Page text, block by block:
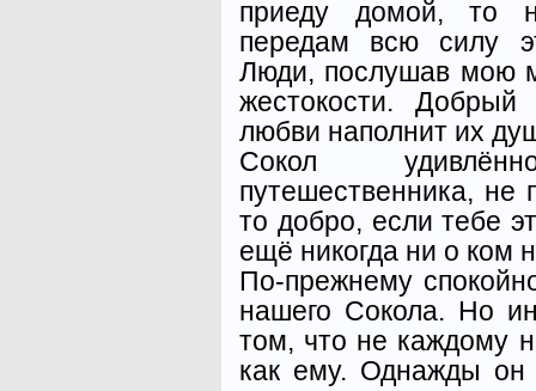
приеду домой, то
передам всю силу
Люди, послушав мою
жестокости.
любви наполнит их
Сокол
путешественника, не
то добро, если тебе
ещё никогда ни о ком
По-прежнему
нашего Сокола. Но
том, что не каждому
как ему. Однажды он